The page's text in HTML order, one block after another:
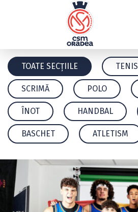
TOATE SECȚIILE TENIS
SCRIMĂ POLO
ÎNOT HANDBAL
BASCHET ATLETISM